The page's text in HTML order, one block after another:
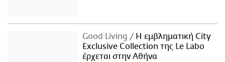
Good Living
Η εμβληματική City
Exclusive Collection της Le Labo
έρχεται στην Αθήνα